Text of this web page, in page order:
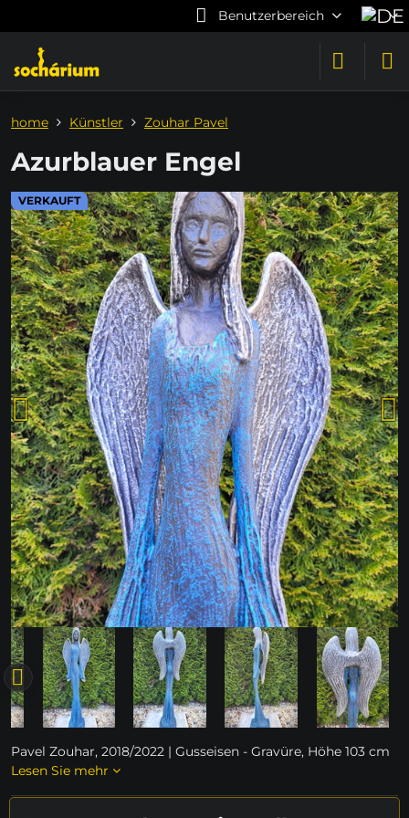
Benutzerbereich
VERKAUFT
home Künstler Zouhar Pavel
Azurblauer Engel
Pavel Zouhar, 2018/2022 | Gusseisen - Gravüre, Höhe 103 cm
Lesen Sie mehr